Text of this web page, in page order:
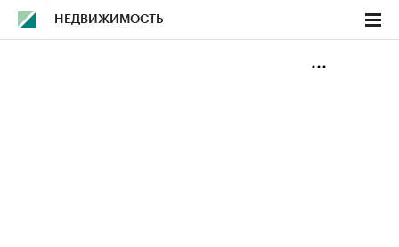
НЕДВИЖИМОСТЬ